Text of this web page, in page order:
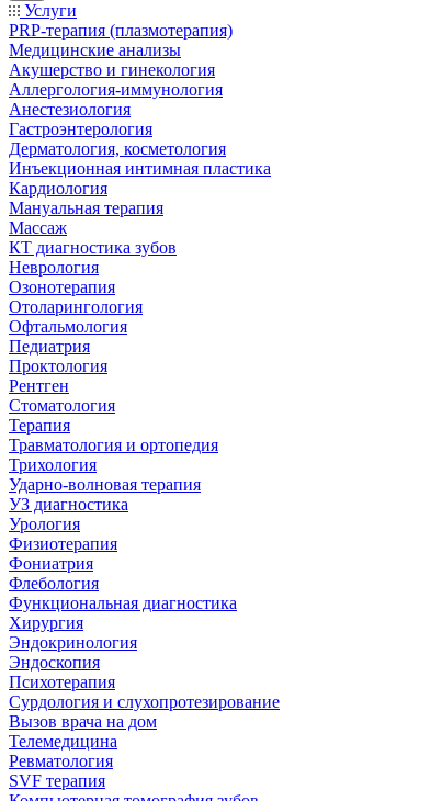
Услуги
PRP-терапия (плазмотерапия)
Медицинские анализы
Акушерство и гинекология
Аллергология-иммунология
Анестезиология
Гастроэнтерология
Дерматология, косметология
Инъекционная интимная пластика
Кардиология
Мануальная терапия
Массаж
КТ диагностика зубов
Неврология
Озонотерапия
Отоларингология
Офтальмология
Педиатрия
Проктология
Рентген
Стоматология
Терапия
Травматология и ортопедия
Трихология
Ударно-волновая терапия
УЗ диагностика
Урология
Физиотерапия
Фониатрия
Флебология
Функциональная диагностика
Хирургия
Эндокринология
Эндоскопия
Психотерапия
Сурдология и слухопротезирование
Вызов врача на дом
Телемедицина
Ревматология
SVF терапия